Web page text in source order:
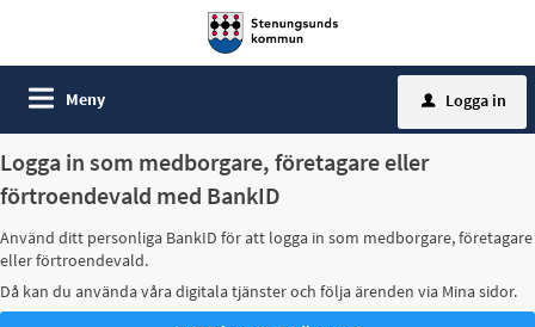
Meny u Logga in
Logga in som medborgare, företagare eller
förtroendevald med BankID
Använd ditt personliga BankID för att logga in som medborgare, företagare
eller förtroendevald.
Då kan du använda våra digitala tjänster och följa ärenden via Mina sidor.